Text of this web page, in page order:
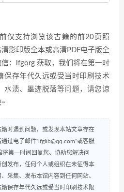
仅支持浏览该古籍的前20页照
影印版全本或高清PDF电子版全
：lfgorg 获取，我们将在第一时
保存年代久远或受当时印刷技术
水渍、墨迹脱落等问题，请您谅
~
时遇到问题，或发现本站文章存在
过电子邮件“lfglib@qq.com”或客服
将第一时间回复您、协助您解决问
发布，任何个人或组织在未征得本
采集、发布本馆内容到任何网站、
保存年代久远或受当时印刷技术限